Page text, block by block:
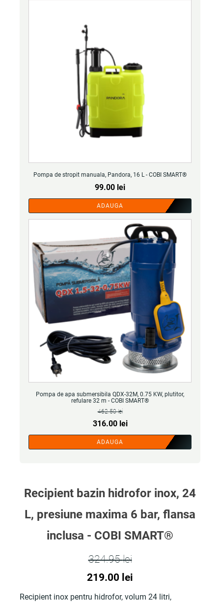
Pompa de stropit manuala, Pandora, 16 L - COBI SMART®
99.00 lei
ADAUGA
Pompa de apa submersibila QDX-32M, 0.75 KW, plutitor,
refulare 32 m - COBI SMART®
462.50lei
Prețul
inițial
a
316.00 leiPrețul
curent
este:
ADAUGA
Recipient bazin hidrofor inox, 24
L, presiune maxima 6 bar, flansa
inclusa - COBI SMART®
324.95lei
Prețul
inițial
219.00 lei
curent
Recipient inox pentru hidrofor, volum 24 litri,